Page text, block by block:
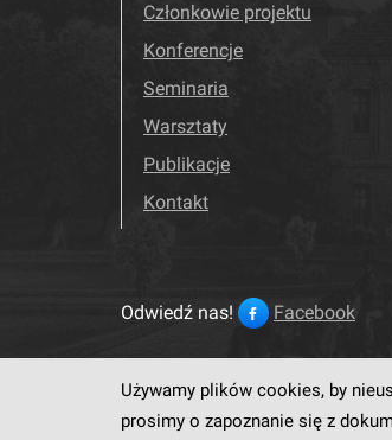
Członkowie projektu
Konferencje
Seminaria
Warsztaty
Publikacje
Kontakt
Odwiedź nas! Facebook
Ten
Używamy plików cookies, by
prosimy o zapoznanie się z